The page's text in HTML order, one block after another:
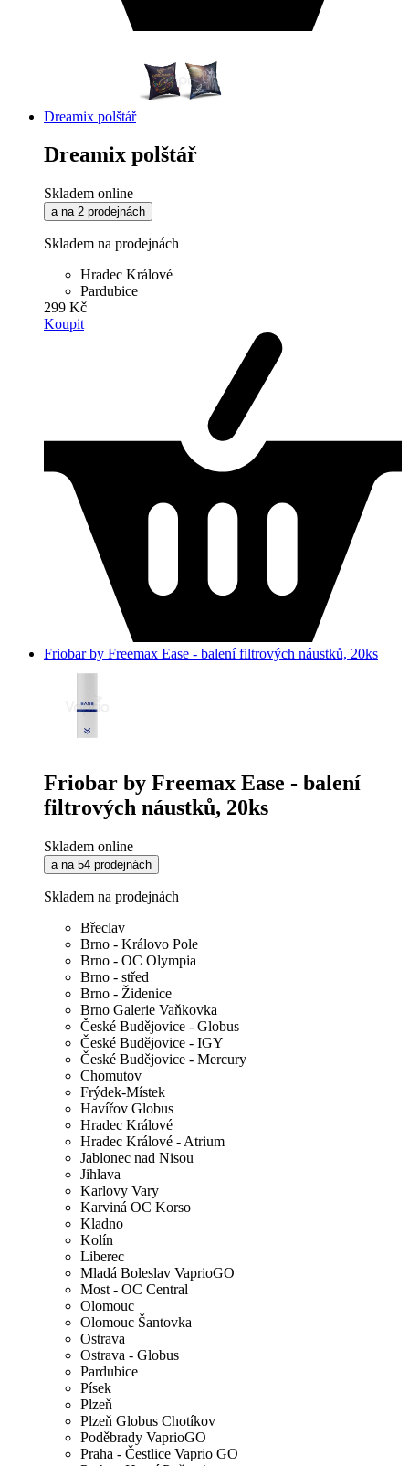
Dreamix polštář
Dreamix polštář
Skladem online
a na 2 prodejnách
Skladem na prodejnách
Hradec Králové
Pardubice
299 Kč
Koupit
Friobar by Freemax Ease - balení filtrových náustků, 20ks
Friobar by Freemax Ease - balení
filtrových náustků, 20ks
Skladem online
a na 54 prodejnách
Skladem na prodejnách
Břeclav
Brno - Královo Pole
Brno - OC Olympia
Brno - střed
Brno - Židenice
Brno Galerie Vaňkovka
České Budějovice - Globus
České Budějovice - IGY
České Budějovice - Mercury
Chomutov
Frýdek-Místek
Havířov Globus
Hradec Králové
Hradec Králové - Atrium
Jablonec nad Nisou
Jihlava
Karlovy Vary
Karviná OC Korso
Kladno
Kolín
Liberec
Mladá Boleslav VaprioGO
Most - OC Central
Olomouc
Olomouc Šantovka
Ostrava
Ostrava - Globus
Pardubice
Písek
Plzeň
Plzeň Globus Chotíkov
Poděbrady VaprioGO
Praha - Čestlice Vaprio GO